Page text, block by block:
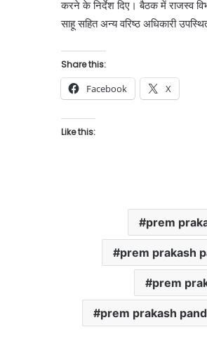
करने के निर्देश दिए। बैठक में राजस्व
साहू सहित अन्य वरिष्ठ अधिकारी
Share this:
Facebook X
Like this:
prem
prem prakash
prem
prem prakash